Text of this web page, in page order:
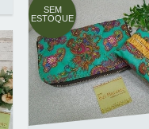
SEM
ESTOQUE